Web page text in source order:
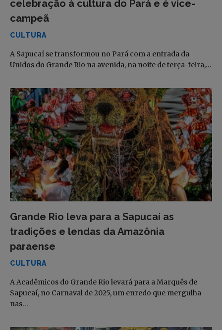
celebração à cultura do Pará e é vice-
campeã
CULTURA
A Sapucaí se transformou no Pará com a entrada da
Unidos do Grande Rio na avenida, na noite de terça-feira,…
Grande Rio leva para a Sapucaí as
tradições e lendas da Amazônia
paraense
CULTURA
A Acadêmicos do Grande Rio levará para a Marquês de
Sapucaí, no Carnaval de 2025, um enredo que mergulha
nas…